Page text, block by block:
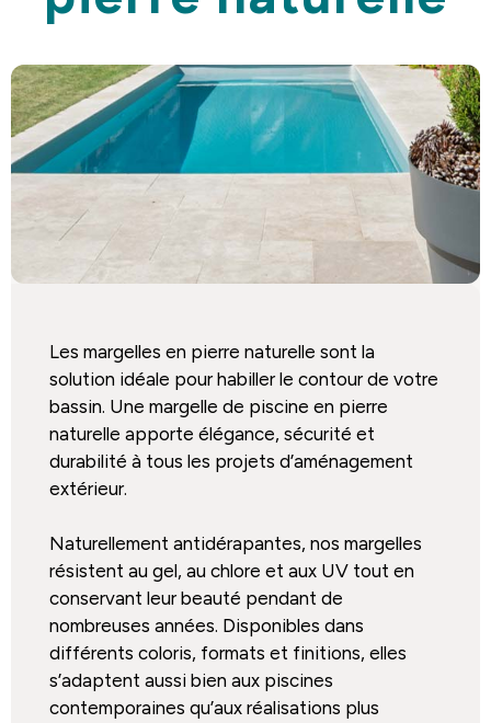
Les margelles en pierre naturelle sont la
solution idéale pour habiller le contour de votre
bassin. Une margelle de piscine en pierre
naturelle apporte élégance, sécurité et
durabilité à tous les projets d’aménagement
extérieur.
Naturellement antidérapantes, nos margelles
résistent au gel, au chlore et aux UV tout en
conservant leur beauté pendant de
nombreuses années. Disponibles dans
différents coloris, formats et finitions, elles
s’adaptent aussi bien aux piscines
contemporaines qu’aux réalisations plus